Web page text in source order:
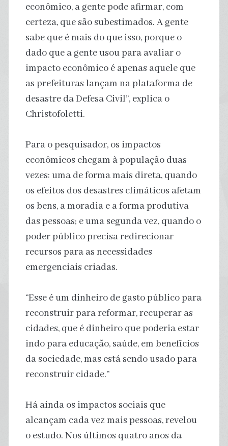
econômico, a gente pode afirmar, com
certeza, que são subestimados. A gente
sabe que é mais do que isso, porque o
dado que a gente usou para avaliar o
impacto econômico é apenas aquele que
as prefeituras lançam na plataforma de
desastre da Defesa Civil”, explica o
Christofoletti.
Para o pesquisador, os impactos
econômicos chegam à população duas
vezes: uma de forma mais direta, quando
os efeitos dos desastres climáticos afetam
os bens, a moradia e a forma produtiva
das pessoas; e uma segunda vez, quando o
poder público precisa redirecionar
recursos para as necessidades
emergenciais criadas.
“Esse é um dinheiro de gasto público para
reconstruir para reformar, recuperar as
cidades, que é dinheiro que poderia estar
indo para educação, saúde, em benefícios
da sociedade, mas está sendo usado para
reconstruir cidade.”
Há ainda os impactos sociais que
alcançam cada vez mais pessoas, revelou
o estudo. Nos últimos quatro anos da